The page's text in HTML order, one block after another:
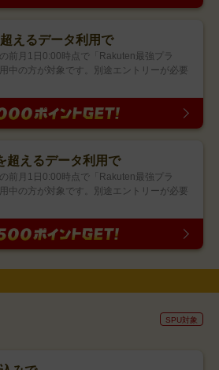
えるデータ利用で
前月1日0:00時点で「Rakuten最強プラ
中の方が対象です。別途エントリーが必要
超えるデータ利用で
前月1日0:00時点で「Rakuten最強プラ
中の方が対象です。別途エントリーが必要
SPU対象